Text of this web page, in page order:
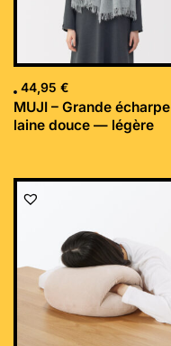
44,95 €
MUJI – Grande
laine douce — légère